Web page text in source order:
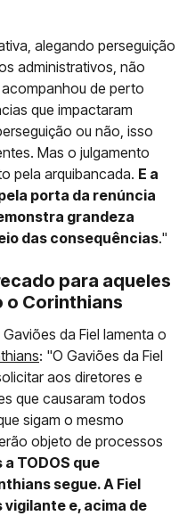
alegando perseguição
administrativos, não
de perto
que impactaram
ou não, isso
Mas o julgamento
pela arquibancada. E a
porta da renúncia
grandeza
das consequências."
para aqueles
o Corinthians
da Fiel lamenta o
: "O Gaviões da Fiel
aos diretores e
que causaram todos
sigam o mesmo
objeto de processos
TODOS que
segue. A Fiel
e, acima de